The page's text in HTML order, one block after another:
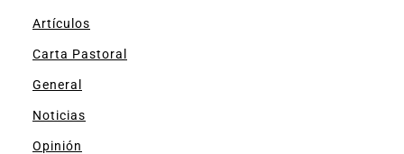
Artículos
Carta Pastoral
General
Noticias
Opinión